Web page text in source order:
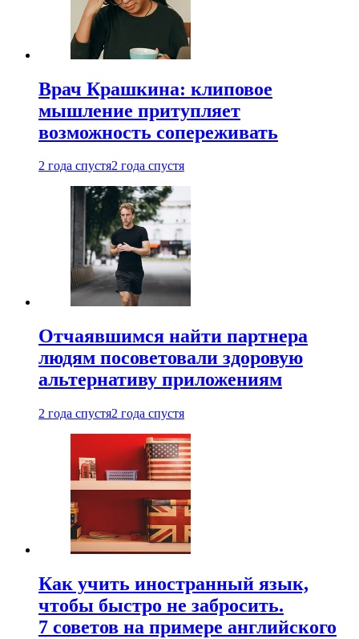
Врач Крашкина: клиповое
мышление притупляет
возможность сопереживать
2 года спустя2 года спустя
Отчаявшимся найти партнера
людям посоветовали здоровую
альтернативу приложениям
2 года спустя2 года спустя
Как учить иностранный язык,
чтобы быстро не забросить.
7 советов на примере английского